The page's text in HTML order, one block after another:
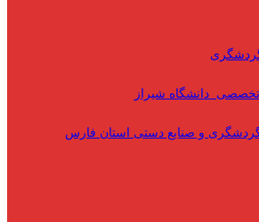
دانشگاه شیراز
و صنایع دستی استان فارس